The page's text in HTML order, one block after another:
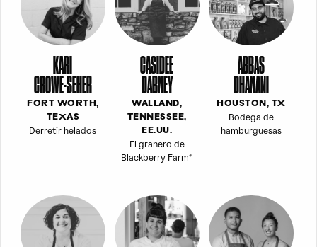
KARI
CROWE-SEHER
FORT WORTH,
TEXAS
Derretir helados
CASIDEE
DABNEY
WALLAND,
TENNESSEE,
EE.UU.
El granero de
Blackberry Farm®
ABBAS
DHANANI
HOUSTON, TX
Bodega de
hamburguesas